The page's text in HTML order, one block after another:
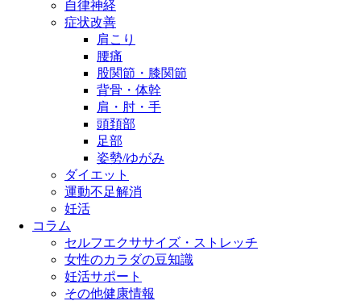
自律神経
症状改善
肩こり
腰痛
股関節・膝関節
背骨・体幹
肩・肘・手
頭頚部
足部
姿勢/ゆがみ
ダイエット
運動不足解消
妊活
コラム
セルフエクササイズ・ストレッチ
女性のカラダの豆知識
妊活サポート
その他健康情報